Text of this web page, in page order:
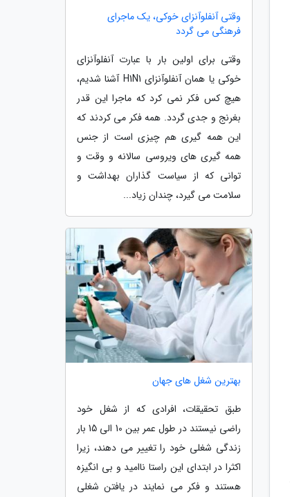
وقتی آنفلوآنزای خوکی، یک ماجرای
فرهنگی می گردد
وقتی برای اولین بار با عبارت آنفلوآنزای
خوکی یا همان آنفلوآنزای H1N1 آشنا شدیم،
هیچ کس فکر نمی کرد که ماجرا این قدر
بغرنج و جدی گردد. همه فکر می کردند که
این همه گیری هم چیزی است از جنس
همه گیری های ویروسی سالانه و وقت و
توانی که از سیاست گذاران بهداشت و
سلامت می گیرد، چندان زیاد...
بهترین شغل های جهان
طبق تحقیقات، افرادی که از شغل خود
راضی نیستند در طول عمر بین 10 الی 15 بار
زندگی شغلی خود را تغییر می دهند، زیرا
اکثرا در ابتدای این راستا ناامید و بی انگیزه
هستند و فکر می نمایند در یافتن شغلی